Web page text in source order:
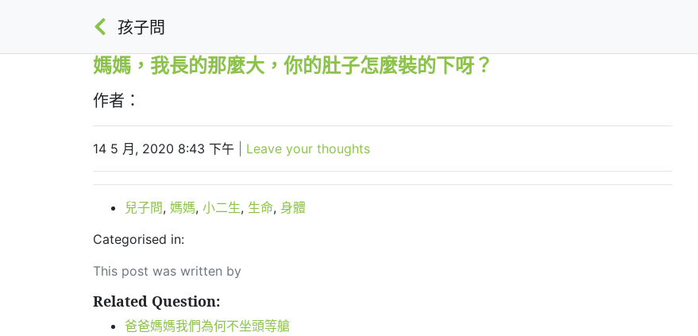
孩子問
媽媽，我長的那麼大，你的肚子怎麼裝的下呀？
作者：
14 5 月, 2020 8:43 下午 Leave your thoughts
兒子問, 媽媽, 小二生, 生命, 身體
Categorised in:
This post was written by
Related Question:
爸爸媽媽我們為何不坐頭等艙